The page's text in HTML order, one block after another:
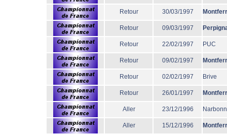
Retour 30/03/1997
Retour 09/03/1997
Retour 22/02/1997 PUC
Retour 09/02/1997
Retour 02/02/1997 Brive
Retour 26/01/1997
Aller 23/12/1996
Aller 15/12/1996